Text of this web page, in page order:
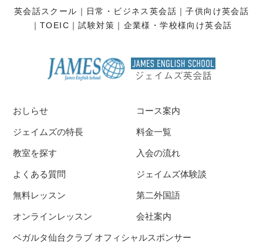
英会話スクール 日常・ビジネス英会話
子供向け英会話
TOEIC
試験対策 企業様・学校様向け英会話
おしらせ
ジェイムズの特長
教室を探す
コース案内
料金一覧
入会の流れ
よくある質問
無料レッスン
オンラインレッスン
ジェイムズ体験談
第二外国語
会社案内
ベガルタ仙台クラブ オフィシャルスポンサー